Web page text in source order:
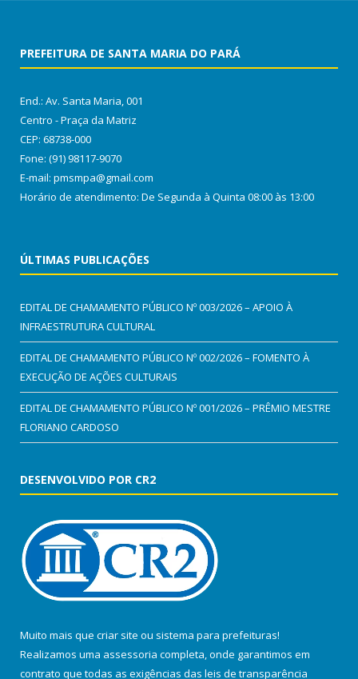
PREFEITURA DE SANTA MARIA DO PARÁ
End.: Av. Santa Maria, 001
Centro - Praça da Matriz
CEP: 68738-000
Fone: (91) 98117-9070
E-mail: pmsmpa@gmail.com
Horário de atendimento: De Segunda à Quinta 08:00 às 13:00
ÚLTIMAS PUBLICAÇÕES
EDITAL DE CHAMAMENTO PÚBLICO Nº 003/2026 – APOIO À
INFRAESTRUTURA CULTURAL
EDITAL DE CHAMAMENTO PÚBLICO Nº 002/2026 – FOMENTO À
EXECUÇÃO DE AÇÕES CULTURAIS
EDITAL DE CHAMAMENTO PÚBLICO Nº 001/2026 – PRÊMIO MESTRE
FLORIANO CARDOSO
DESENVOLVIDO POR CR2
Muito mais que criar site ou sistema para prefeituras!
Realizamos uma assessoria completa, onde garantimos em
contrato que todas as exigências das leis de transparência